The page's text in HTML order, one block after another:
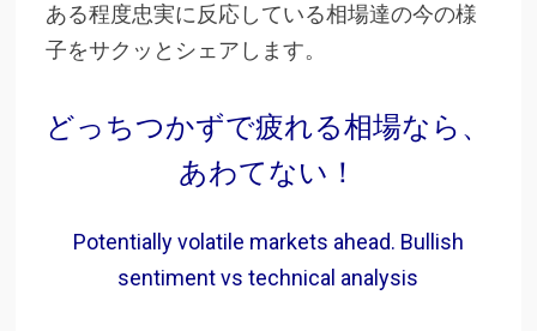
ある程度忠実に反応している相場達の今の様
子をサクッとシェアします。
どっちつかずで疲れる相場なら、
あわてない！
Potentially volatile markets ahead. Bullish
sentiment vs technical analysis